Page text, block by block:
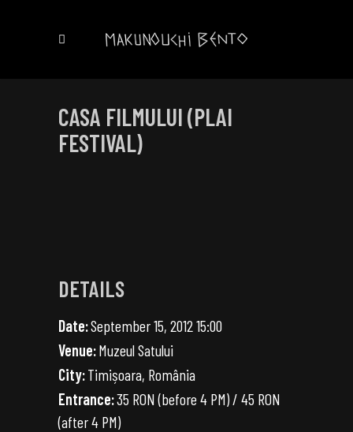
CASA FILMULUI (PLAI
FESTIVAL)
DETAILS
Date:September 15, 2012 15:00
Venue:Muzeul Satului
City:Timișoara, România
Entrance:35 RON (before 4 PM) / 45 RON
(after 4 PM)